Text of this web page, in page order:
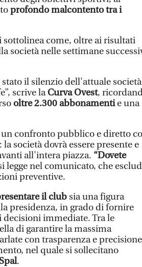
profondo malcontento tra i
come, oltre ai risultati
società nelle settimane
stato il silenzio dell'attuale società
scrive laCurva Ovest,
oltre 2.300 abbonamentie una
confronto pubblico e diretto
società dovrà essere presente e
all'intera piazza. “Dovete
legge nel comunicato, che
preventive.
il clubsia una figura
presidenza, in grado di fornire
decisioni immediate. Tra le
di garantire la massima
con trasparenza e
nel quale si sollecitano
.